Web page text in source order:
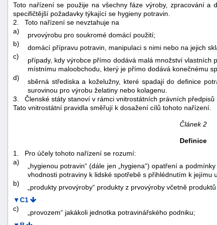
Toto nařízení se použije na všechny fáze výroby, zpracování a
specifičtější požadavky týkající se hygieny potravin.
2.
Toto nařízení se nevztahuje na
a)
prvovýrobu pro soukromé domácí použití;
b)
domácí přípravu potravin, manipulaci s nimi nebo na jejich
c)
případy, kdy výrobce přímo dodává malá množství vlastních
místnímu maloobchodu, který je přímo dodává konečnému
d)
sběrná střediska a koželužny, které spadají do definice
surovinou pro výrobu želatiny nebo kolagenu.
3.
Členské státy stanoví v rámci vnitrostátních právních
Tato vnitrostátní pravidla směřují k dosažení cílů tohoto nařízení.
Článek 2
Definice
1.
Pro účely tohoto nařízení se rozumí:
a)
„hygienou potravin“ (dále jen „hygiena“) opatření a
vhodnosti potraviny k lidské spotřebě s přihlédnutím k jejímu
b)
„produkty prvovýroby“ produkty z prvovýroby včetně
▼C1
c)
„provozem“ jakákoli jednotka potravinářského podniku;
škod"